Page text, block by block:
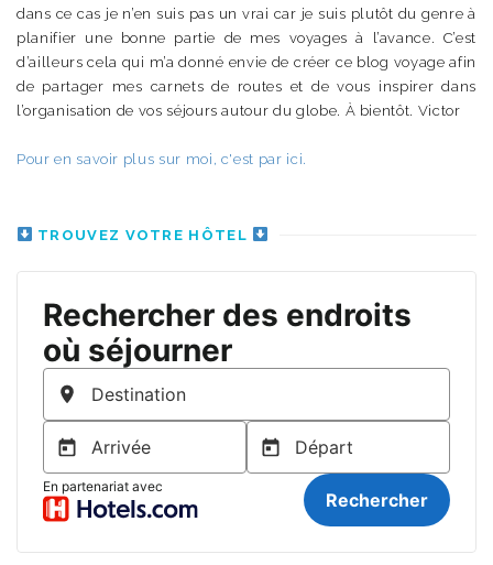
dans ce cas je n’en suis pas un vrai car je suis plutôt du genre à
planifier une bonne partie de mes voyages à l’avance. C’est
d’ailleurs cela qui m’a donné envie de créer ce blog voyage afin
de partager mes carnets de routes et de vous inspirer dans
l’organisation de vos séjours autour du globe. À bientôt. Victor
Pour en savoir plus sur moi, c'est par ici.
TROUVEZ VOTRE HÔTEL